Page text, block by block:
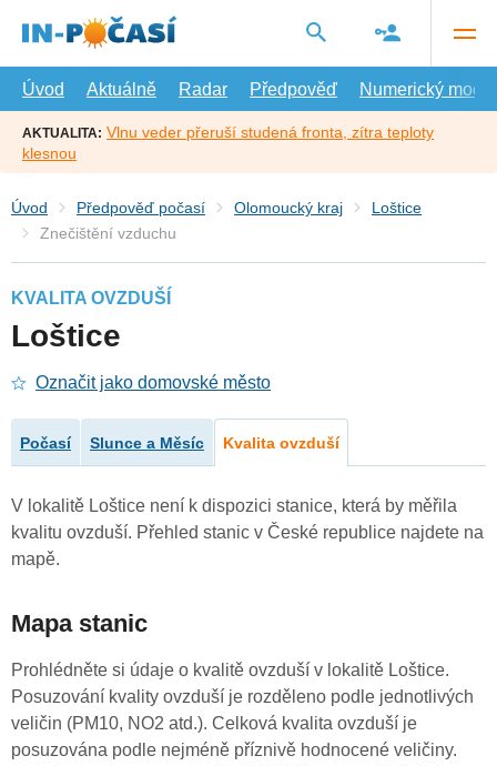
hlavní
Úvod
Aktuálně Radar Předpověď Numerický model
AKTUALITA: Vlnu veder přeruší studená fronta, zítra teploty
klesnou
Úvod Předpověď počasí Olomoucký kraj
Loštice
Znečištění vzduchu
KVALITA OVZDUŠÍ
Loštice
Označit jako domovské město
Počasí Slunce a Měsíc Kvalita ovzduší
V lokalitě Loštice není k dispozici stanice, která by měřila
kvalitu ovzduší. Přehled stanic v České republice najdete na
mapě.
Mapa stanic
Prohlédněte si údaje o kvalitě ovzduší v lokalitě Loštice.
Posuzování kvality ovzduší je rozděleno podle jednotlivých
veličin (PM10, NO2 atd.). Celková kvalita ovzduší je
posuzována podle nejméně příznivě hodnocené veličiny.